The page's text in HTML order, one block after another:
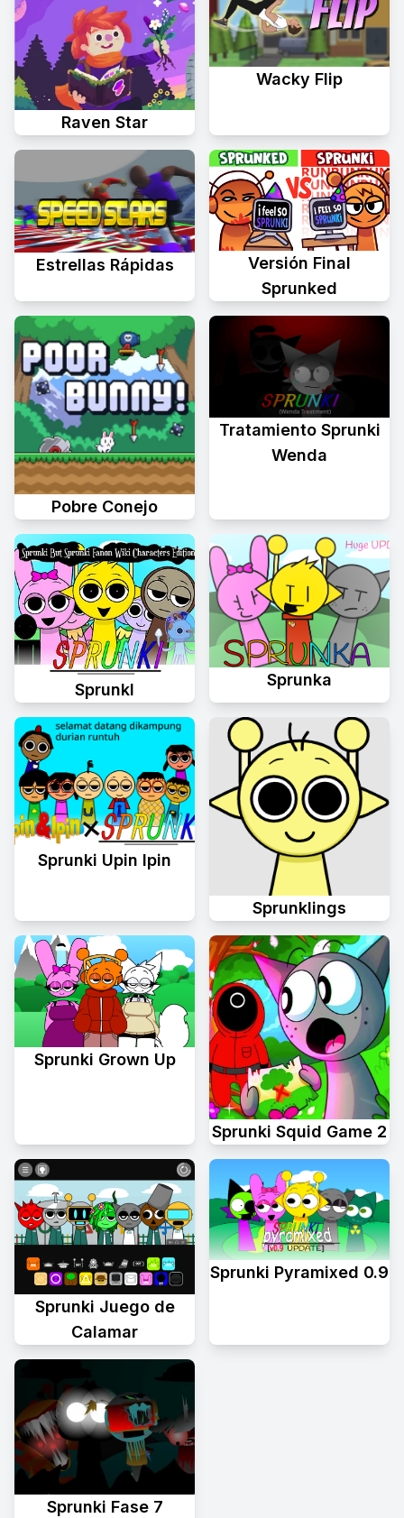
Raven Star
Wacky Flip
Estrellas Rápidas
Versión Final
Sprunked
Pobre Conejo
Tratamiento Sprunki
Wenda
Sprunkl
Sprunka
Sprunki Upin Ipin
Sprunklings
Sprunki Grown Up
Sprunki Squid Game 2
Sprunki Juego de
Calamar
Sprunki Pyramixed 0.9
Sprunki Fase 7